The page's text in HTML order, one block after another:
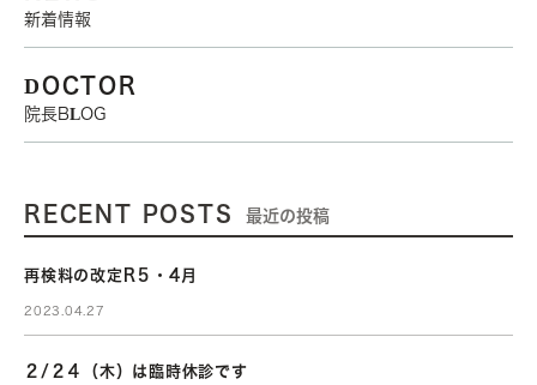
新着情報
DOCTOR
院長BLOG
RECENT POSTS 最近の投稿
再検料の改定R５・4月
2023.04.27
２/２４（木）は臨時休診です